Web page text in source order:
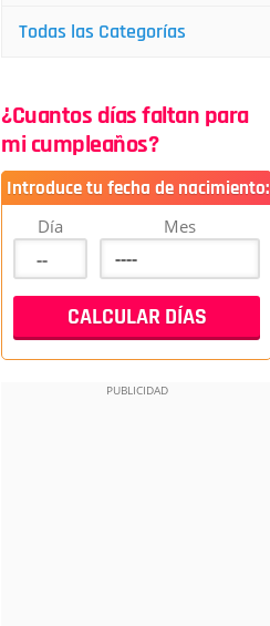
Todas las Categorías
¿Cuantos días faltan para
mi cumpleaños?
Introduce tu fecha de nacimiento:
Día Mes